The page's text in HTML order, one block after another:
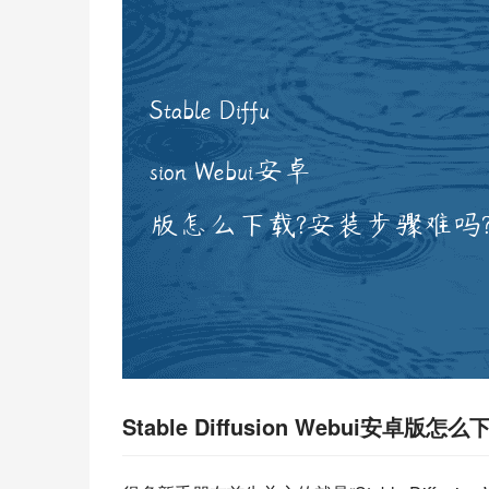
Stable Diffusion Webui安卓版怎么